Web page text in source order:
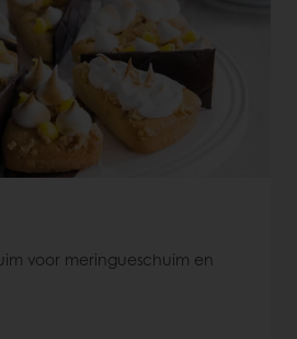
voor meringueschuim en